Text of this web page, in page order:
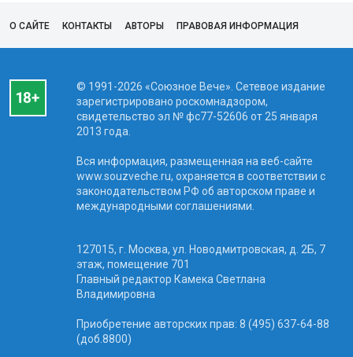
О САЙТЕ КОНТАКТЫ АВТОРЫ ПРАВОВАЯ ИНФОРМАЦИЯ
© 1991-2026 «Союзное Вече». Сетевое издание
зарегистрировано роскомнадзором,
свидетельство эл № фc77-52606 от 25 января
2013 года.
Вся информация, размещенная на веб-сайте
www.souzveche.ru, охраняется в соответствии с
законодательством РФ об авторском праве и
международными соглашениями.
127015, г. Москва, ул. Новодмитровская, д. 2Б, 7
этаж, помещение 701
Главный редактор Камека Светлана
Владимировна
Приобретение авторских прав: 8 (495) 637-64-88
(доб.8800)